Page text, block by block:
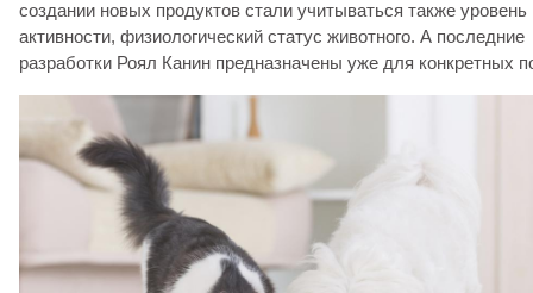
создании новых продуктов стали учитываться также уровень
активности, физиологический статус животного. А последние
разработки Роял Канин предназначены уже для конкретных